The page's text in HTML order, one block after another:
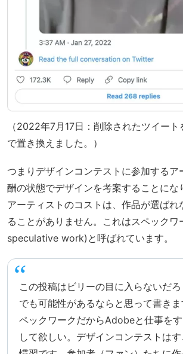
（2022年7月17日：削除されたツイー
で置き換えました。）
つまりデザインコンテストに参加するア
酬の状態でデザインを考案することにな
アーティストのコストは、作品が選ばれ
ることがありません。これはスペック
speculative work)と呼ばれています。
この投稿はビリーの目に入らないだ
でも可能性があるならと思って書き
ペックワークだからAdobeと仕事を
して欲しい。デザインコンテストは